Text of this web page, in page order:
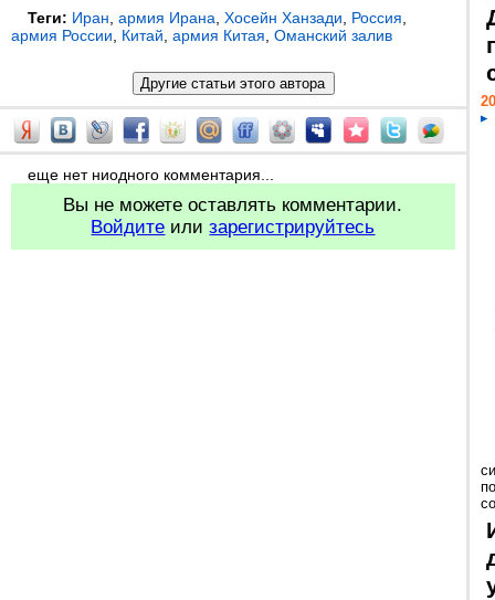
Теги: Иран армия Ирана Хосейн Ханзади Россия
армия России
Китай армия Китая Оманский залив
еще нет ниодного комментария...
Вы не можете оставлять комментарии.
Войдите илизарегистрируйтесь